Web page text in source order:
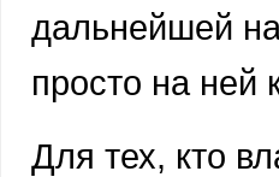
дальнейшей
просто на ней
Для тех, кто